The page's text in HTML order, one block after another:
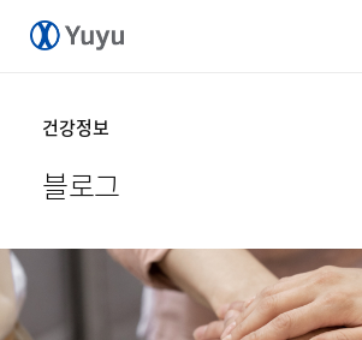
건강정보
블로그